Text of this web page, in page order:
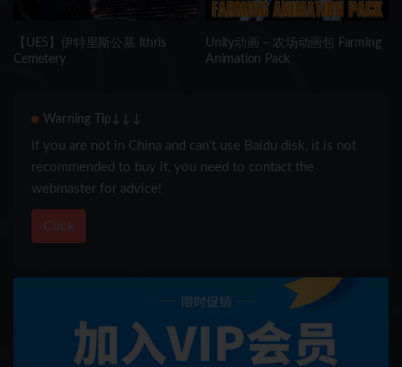
【UE5】伊特里斯公墓 Ithris
Cemetery
Unity动画 – 农场动画包 Farming
Animation Pack
Warning Tip↓↓↓
If you are not in China and can’t use Baidu disk, it is not
recommended to buy it, you need to contact the
webmaster for advice!
Click